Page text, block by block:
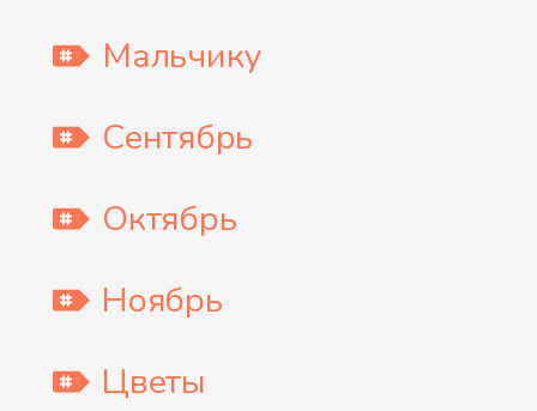
Мальчику
Сентябрь
Октябрь
Ноябрь
Цветы